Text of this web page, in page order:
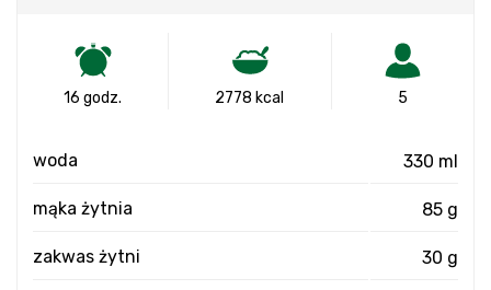
16 godz. 2778 kcal 5
woda 330 ml
mąka żytnia 85 g
zakwas żytni 30 g